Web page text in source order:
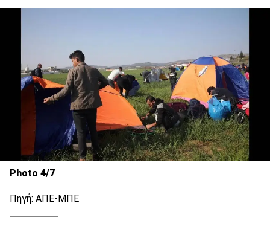
Photo 4/7
Πηγή: ΑΠΕ-ΜΠΕ